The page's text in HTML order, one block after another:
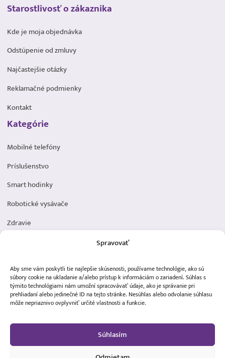
Spravovať
Aby sme vám poskytli tie najlepšie skúsenosti, používame technológie, ako sú
súbory cookie na ukladanie a/alebo prístup k informáciám o zariadení. Súhlas s
týmito technológiami nám umožní spracovávať údaje, ako je správanie pri
prehliadaní alebo jedinečné ID na tejto stránke. Nesúhlas alebo odvolanie súhlasu
môže nepriaznivo ovplyvniť určité vlastnosti a funkcie.
Súhlasím
Starostlivosť o zákaznika
Kde je moja objednávka
Odstúpenie od zmluvy
Najčastejšie otázky
Reklamačné podmienky
Kontakt
Kategórie
Mobilné telefóny
Príslušenstvo
Smart hodinky
Robotické vysávače
Zdravie
Dôležité odkazy
Obchodné podmienky